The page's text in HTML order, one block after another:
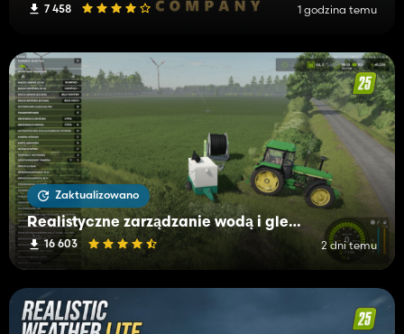
7 458 1 godzina temu
Zaktualizowano
Realistyczne zarządzanie wodą i glebą (RWSM)
16 603 2 dni temu